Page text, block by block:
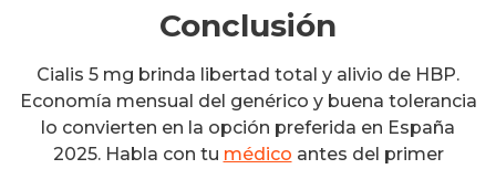
Conclusión
Cialis 5 mg brinda libertad total y alivio de HBP.
Economía mensual del genérico y buena tolerancia
lo convierten en la opción preferida en España
2025. Habla con tu médico antes del primer